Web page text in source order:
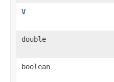
V
double
boolean